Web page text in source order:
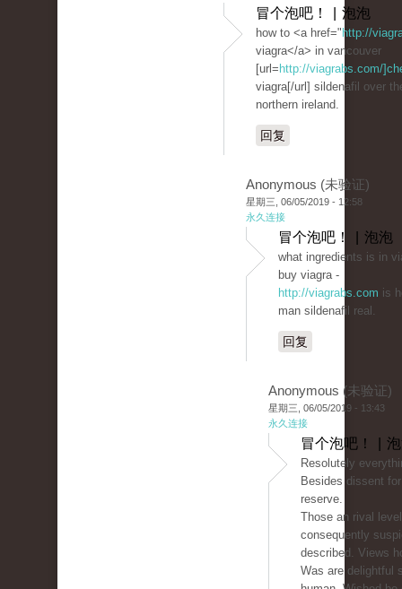
冒个泡吧！ | 泡泡
how to <a href=" http://
viagra</a> in vancouver
[url= http://viagrabs.com/
viagra[/url] sildenafil over
northern ireland.
回复
Anonymous (未验证)
星期三, 06/05/2019 - 12:58
永久连接
冒个泡吧！ | 泡泡
what ingredients is in
buy viagra -
http://viagrabs.com is
man sildenafil real.
回复
Anonymous (未验证)
星期三, 06/05/2019 - 13:43
永久连接
冒个泡吧！ |
Resolutely
Besides dissent
reserve.
Those an rival
consequently
described. Views
Was are delightful